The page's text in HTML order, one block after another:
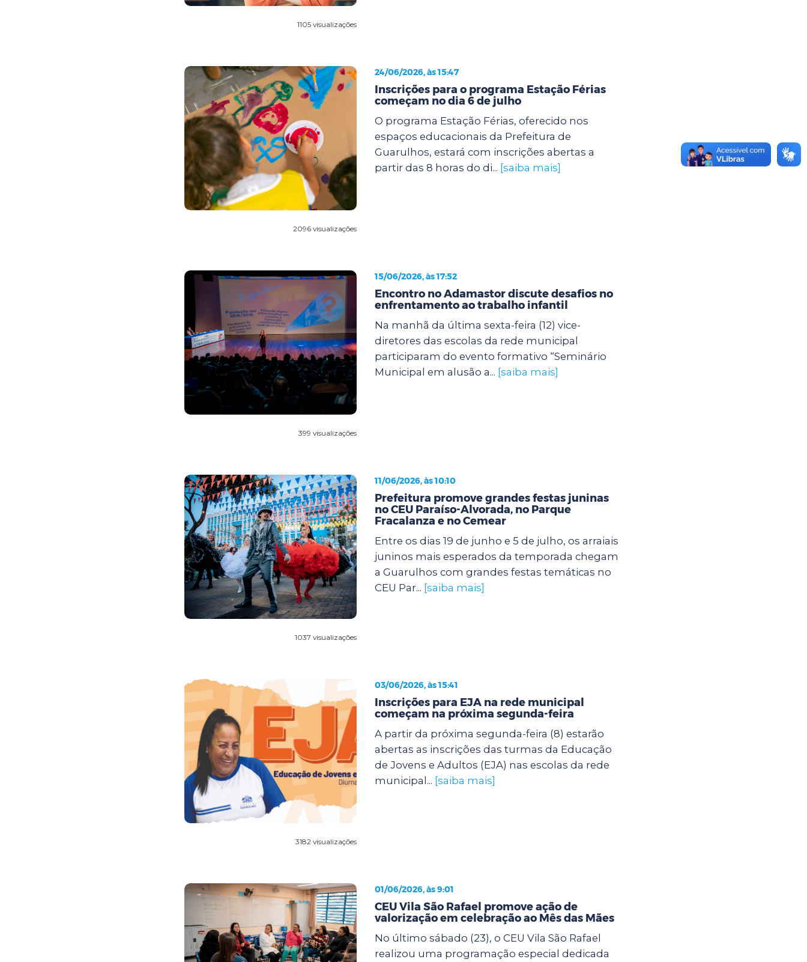
1105 visualizações
2096 visualizações
24/06/2026, às 15:47
Inscrições para o programa Estação Férias
começam no dia 6 de julho
O programa Estação Férias, oferecido nos
espaços educacionais da Prefeitura de
Guarulhos, estará com inscrições abertas a
partir das 8 horas do di... [saiba mais]
399 visualizações
15/06/2026, às 17:52
Encontro no Adamastor discute desafios no
enfrentamento ao trabalho infantil
Na manhã da última sexta-feira (12) vice-
diretores das escolas da rede municipal
participaram do evento formativo “Seminário
Municipal em alusão a... [saiba mais]
1037 visualizações
11/06/2026, às 10:10
Prefeitura promove grandes festas juninas
no CEU Paraíso-Alvorada, no Parque
Fracalanza e no Cemear
Entre os dias 19 de junho e 5 de julho, os arraiais
juninos mais esperados da temporada chegam
a Guarulhos com grandes festas temáticas no
CEU Par... [saiba mais]
3182 visualizações
03/06/2026, às 15:41
Inscrições para EJA na rede municipal
começam na próxima segunda-feira
A partir da próxima segunda-feira (8) estarão
abertas as inscrições das turmas da Educação
de Jovens e Adultos (EJA) nas escolas da rede
municipal... [saiba mais]
01/06/2026, às 9:01
CEU Vila São Rafael promove ação de
valorização em celebração ao Mês das Mães
No último sábado (23), o CEU Vila São Rafael
realizou uma programação especial dedicada